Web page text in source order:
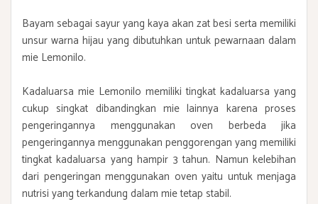
Bayam sebagai sayur yang kaya akan zat besi serta memiliki
unsur warna hijau yang dibutuhkan untuk pewarnaan dalam
mie Lemonilo.
Kadaluarsa mie Lemonilo memiliki tingkat kadaluarsa yang
cukup singkat dibandingkan mie lainnya karena proses
pengeringannya menggunakan oven berbeda jika
pengeringannya menggunakan penggorengan yang memiliki
tingkat kadaluarsa yang hampir 3 tahun. Namun kelebihan
dari pengeringan menggunakan oven yaitu untuk menjaga
nutrisi yang terkandung dalam mie tetap stabil.